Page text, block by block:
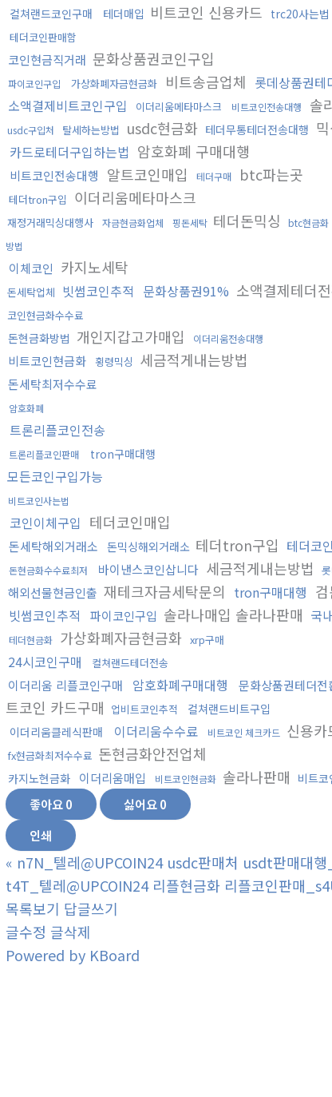
컬쳐랜드코인구매
테더매입 비트코인 신용카드 trc20사는법
테더코인판매함
코인현금직거래 문화상품권코인구입
파이코인구입 가상화폐자금현금화 비트송금업체 롯데상품권테
소액결제비트코인구입 이더리움메타마스크 비트코인전송대행 솔
usdc구입처 탈세하는방법 usdc현금화 테더무통테더전송대행
카드로테더구입하는법 암호화폐 구매대행
비트코인전송대행 알트코인매입 테더구매 btc파는곳
테더tron구입 이더리움메타마스크
재정거래믹싱대행사 자금현금화업체 핑돈세탁 테더돈믹싱 btc현금화
방법
이체코인 카지노세탁
돈세탁업체 빗썸코인추적 문화상품권91% 소액결제테더
코인현금화수수료
돈현금화방법 개인지갑고가매입 이더리움전송대행
비트코인현금화 횡령믹싱 세금적게내는방법
돈세탁최저수수료
암호화폐
트론리플코인전송
트론리플코인판매 tron구매대행
모든코인구입가능
비트코인사는법
코인이체구입 테더코인매입
돈세탁해외거래소 돈믹싱해외거래소 테더tron구입 테더코
돈현금화수수료최저 바이낸스코인삽니다 세금적게내는방법
해외선물현금인출 재테크자금세탁문의 tron구매대행
빗썸코인추적 파이코인구입 솔라나매입 솔라나판매 국
테더현금화 가상화폐자금현금화 xrp구매
24시코인구매 컬쳐랜드테더전송
이더리움 리플코인구매 암호화폐구매대행 문화상품권테더전
트코인 카드구매 업비트코인추적
컬쳐랜드비트구입
이더리움클레식판매
이더리움수수료 비트코인 체크카드 신용카
fx현금화최저수수료 돈현금화안전업체
카지노현금화 이더리움매입 비트코인현금화 솔라나판매 비트
좋아요0 싫어요0
인쇄
« n7N_텔레@UPCOIN24 usdc판매처 usdt판매대
t4T_텔레@UPCOIN24 리플현금화 리플코인판매
목록보기 답글쓰기
글수정 글삭제
Powered by KBoard